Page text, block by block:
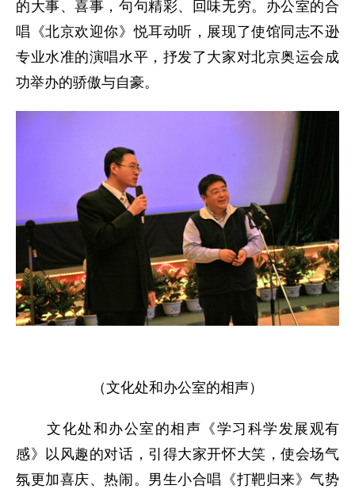
的大事、喜事，句句精彩、回味无穷。办公室的合
唱《北京欢迎你》悦耳动听，展现了使馆同志不逊
专业水准的演唱水平，抒发了大家对北京奥运会成
功举办的骄傲与自豪。
（文化处和办公室的相声）
文化处和办公室的相声《学习科学发展观有
感》以风趣的对话，引得大家开怀大笑，使会场气
氛更加喜庆、热闹。男生小合唱《打靶归来》气势